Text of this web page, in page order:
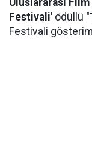
Festivali' ödüllü
Festivali